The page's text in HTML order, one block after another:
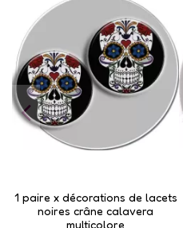
1 paire x ​décorations de lacets
noires crâne calavera
multicolore